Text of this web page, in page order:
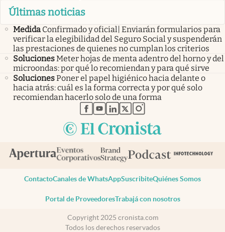
Últimas noticias
Medida Confirmado y oficial| Enviarán formularios para
verificar la elegibilidad del Seguro Social y suspenderán
las prestaciones de quienes no cumplan los criterios
SolucionesMeter hojas de menta adentro del horno y del
microondas: por qué lo recomiendan y para qué sirve
SolucionesPoner el papel higiénico hacia delante o
hacia atrás: cuál es la forma correcta y por qué solo
recomiendan hacerlo solo de una forma
abre en nueva pestaña
abre en nueva pestaña
abre en nueva pestaña
abre en nueva pestaña
abre en nueva pestaña
ContactoCanales de WhatsAppSuscribiteQuiénes Somos
Portal de ProveedoresTrabajá con nosotros
Copyright 2025 cronista.com
Todos los derechos reservados